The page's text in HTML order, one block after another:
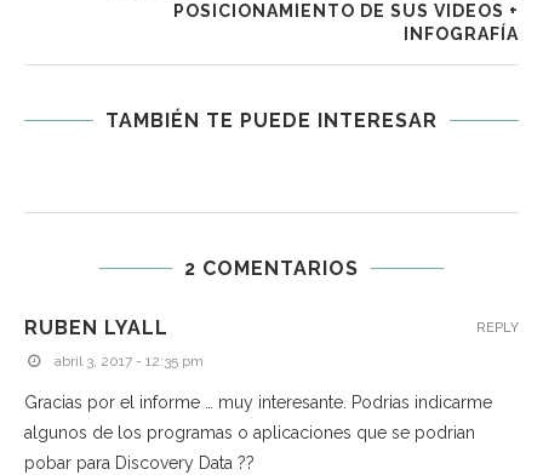
POSICIONAMIENTO DE SUS VIDEOS +
INFOGRAFÍA
TAMBIÉN TE PUEDE INTERESAR
2 COMENTARIOS
RUBEN LYALL
abril 3, 2017 - 12:35 pm
Gracias por el informe … muy interesante. Podrias indicarme
algunos de los programas o aplicaciones que se podrian
pobar para Discovery Data ??
REPLY